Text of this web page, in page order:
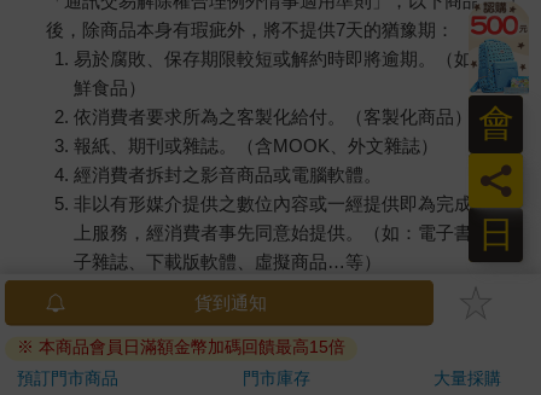
後，除商品本身有瑕疵外，將不提供7天的猶豫期：
易於腐敗、保存期限較短或解約時即將逾期。（如：生
鮮食品）
依消費者要求所為之客製化給付。（客製化商品）
報紙、期刊或雜誌。（含MOOK、外文雜誌）
經消費者拆封之影音商品或電腦軟體。
非以有形媒介提供之數位內容或一經提供即為完成之線
上服務，經消費者事先同意始提供。（如：電子書、電
子雜誌、下載版軟體、虛擬商品…等）
已拆封之個人衛生用品。（如：內衣褲、刮鬍刀、除毛
若非上列種類商品，均享有到貨7天的猶豫期（含例假
日）。
貨到通知
※ 本商品會員日滿額金幣加碼回饋最高15倍
預訂門市商品
門市庫存 大量採購
日
員
會